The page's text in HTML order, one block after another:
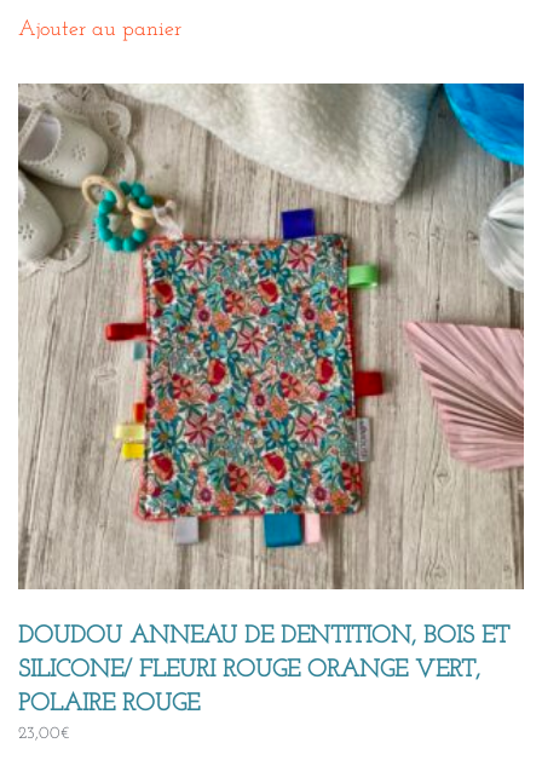
Ajouter au panier
DOUDOU ANNEAU DE DENTITION, BOIS ET
SILICONE/ FLEURI ROUGE ORANGE VERT,
POLAIRE ROUGE
23,00€